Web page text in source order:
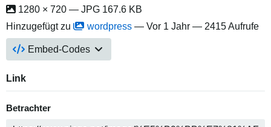
1280 × 720 — JPG 167.6 KB
Hinzugefügt zu
wordpress — Vor 1 Jahr — 2415 Aufrufe
Embed-Codes
Link
Betrachter